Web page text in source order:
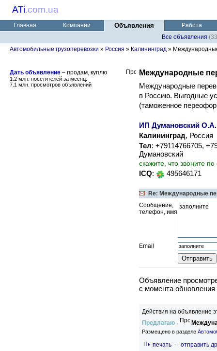
ATi.com.ua
Главная Компании Объявления
Работа
Все объявления
Автомобильные грузоперевозки » Россия » Калининград »
Дать объявление – продам, куплю
1.2 млн. посетителей за месяц:
7.1 млн. просмотров объявлений
Международные
Международные
в Россию. Выгодные
(таможенное
ИП Думановский О.А.
Калининград, Россия
Тел: +79114766705,
Думановский
скажите, что звоните
ICQ: 495646171
Re: Международные
Сообщение,
телефон, имя
Email
Объявление
c момента
Действия на объявление
Предлагаю -
Размещено в разделе
печать - отправить